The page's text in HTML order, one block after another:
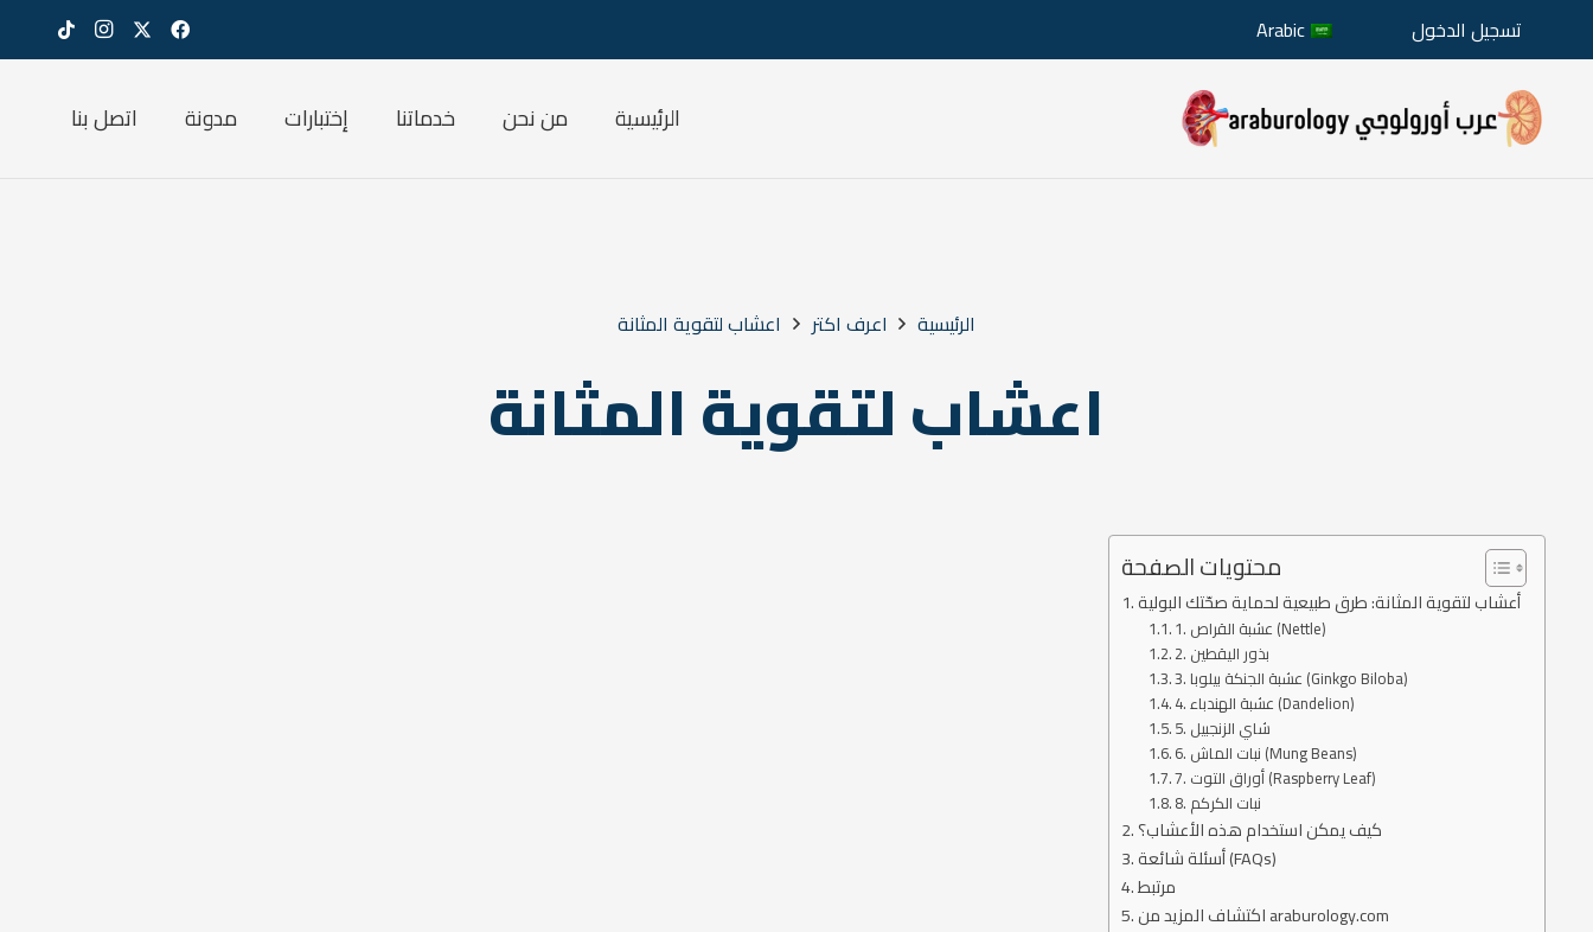
تسجيل الدخول Arabic
الرئيسية من نحن خدماتنا إختبارات مدونة اتصل بنا
الرئيسية اعرف اكتر اعشاب لتقوية المثانة
اعشاب لتقوية المثانة
محتويات الصفحة
أعشاب لتقوية المثانة: طرق طبيعية لحماية صحّتك البولية
1. عشبة القراص (Nettle)
2. بذور اليقطين
3. عشبة الجنكة بيلوبا (Ginkgo Biloba)
4. عشبة الهندباء (Dandelion)
5. شاي الزنجبيل
6. نبات الماش (Mung Beans)
7. أوراق التوت (Raspberry Leaf)
8. نبات الكركم
كيف يمكن استخدام هذه الأعشاب؟
أسئلة شائعة (FAQs)
مرتبط
اكتشاف المزيد من araburology.com